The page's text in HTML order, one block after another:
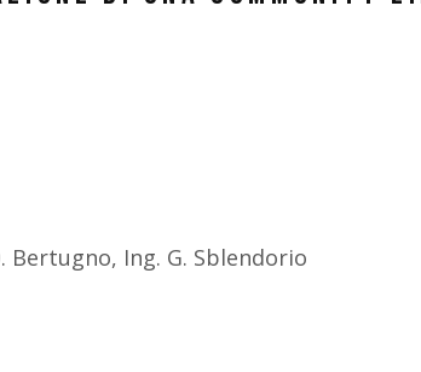
Bertugno, Ing. G. Sblendorio